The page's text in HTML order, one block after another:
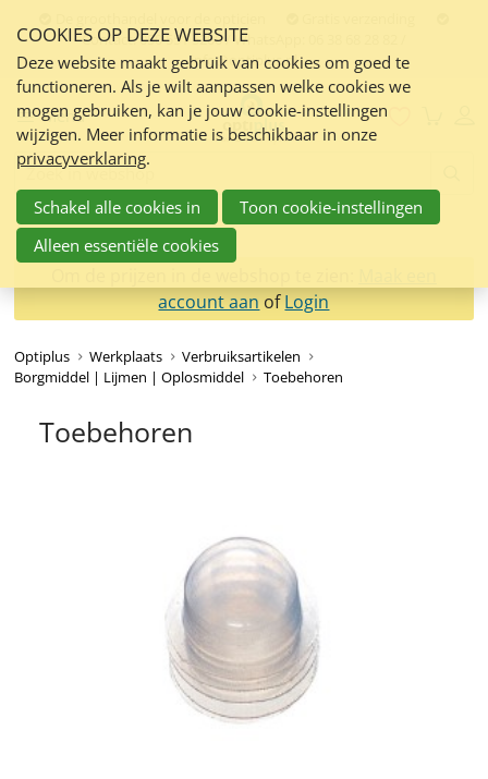
links
over
Spring
naar
de
inhoud
Spring
naar
navigatie
Contact:050 551 5200 / WhatsApp: 06 38 68 28 82 /
info@optiplus.nl
Menu
Zoeken:
account aan ofLogin
Optiplus Werkplaats
Verbruiksartikelen
Borgmiddel | Lijmen | Oplosmiddel
Toebehoren
Toebehoren
COOKIES OP DEZE WEBSITE
Deze website maakt gebruik van cookies om goed te
functioneren. Als je wilt aanpassen welke cookies we
mogen gebruiken, kan je jouw cookie-instellingen
wijzigen. Meer informatie is beschikbaar in onze
privacyverklaring.
Schakel alle cookies in
Toon cookie-instellingen
Alleen essentiële cookies